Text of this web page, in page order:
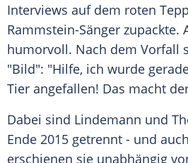
Interviews auf dem roten
Rammstein-Sänger zupackte.
humorvoll. Nach dem Vorfall
"Bild": "Hilfe, ich wurde
Tier angefallen! Das macht
Dabei sind Lindemann und
Ende 2015 getrennt - und
erschienen sie unabhängig